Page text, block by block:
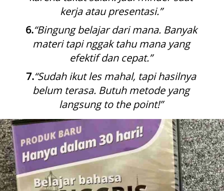
kerja atau presentasi.”
6.“Bingung belajar dari mana. Banyak
materi tapi nggak tahu mana yang
efektif dan cepat.”
7.“Sudah ikut les mahal, tapi hasilnya
belum terasa. Butuh metode yang
langsung to the point!”